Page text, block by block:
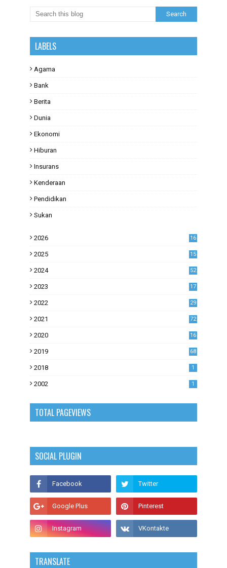
LABELS
Agama
Bank
Berita
Dunia
Ekonomi
Hiburan
Insurans
Kenderaan
Pendidikan
Sukan
2026 16
2025 15
2024 52
2023
17
2022
29
2021
72
2020
16
2019
68
2018 1
2002 1
TOTAL PAGEVIEWS
SOCIAL PLUGIN
TRANSLATE